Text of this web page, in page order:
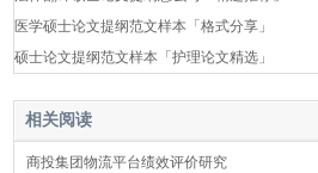
医学硕士论文提纲范文样本「格式分享」
硕士论文提纲范文样本「护理论文精选」
相关阅读
商投集团物流平台绩效评价研究